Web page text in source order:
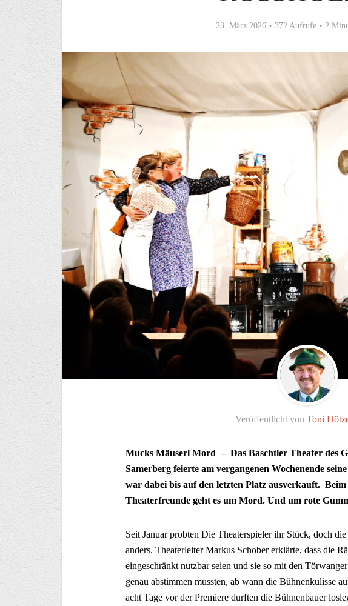
23. März 2026 372 Aufrufe 2
Veröffentlicht von Toni
Mucks Mäuserl Mord – Das Baschtler Theater des
Samerberg feierte am vergangenen Wochenende
war dabei bis auf den letzten Platz ausverkauft.
Theaterfreunde geht es um Mord. Und um rote
Seit Januar probten Die Theaterspieler ihr Stück, doch
anders. Theaterleiter Markus Schober erklärte, dass die
eingeschränkt nutzbar seien und sie so mit den
genau abstimmen mussten, ab wann die Bühnenkulisse
acht Tage vor der Premiere durften die Bühnenbauer